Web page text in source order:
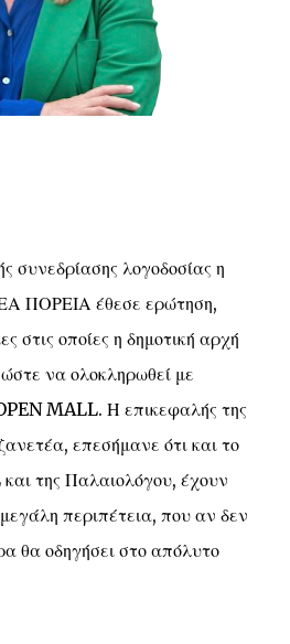
συνεδρίασης λογοδοσίας η
ΠΟΡΕΙΑ έθεσε ερώτηση,
στις οποίες η δημοτική αρχή
να ολοκληρωθεί με
MALL. Η επικεφαλής της
επεσήμανε ότι και το
της Παλαιολόγου, έχουν
περιπέτεια, που αν δεν
θα οδηγήσει στο απόλυτο